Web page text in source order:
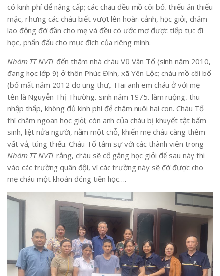
có kinh phí để nâng cấp; các cháu đều mồ côi bố, thiếu ăn thiếu
mặc, nhưng các cháu biết vượt lên hoàn cảnh, học giỏi, chăm
lao động đỡ đần cho mẹ và đều có ước mơ được tiếp tục đi
học, phấn đấu cho mục đích của riêng mình.
Nhóm TT NVTL đến thăm nhà cháu Vũ Văn Tố (sinh năm 2010,
đang học lớp 9) ở thôn Phúc Đình, xã Yên Lộc; cháu mồ côi bố
(bố mất năm 2012 do ung thư). Hai anh em cháu ở với mẹ
tên là Nguyễn Thị Thường, sinh năm 1975, làm ruộng, thu
nhập thấp, không đủ kinh phí để chăm nuôi hai con. Cháu Tố
thì chăm ngoan học giỏi; còn anh của cháu bị khuyết tật bẩm
sinh, liệt nửa người, nằm một chỗ, khiến mẹ cháu càng thêm
vất vả, túng thiếu. Cháu Tố tâm sự với các thành viên trong
Nhóm TT NVTL rằng, cháu sẽ cố gắng học giỏi để sau này thi
vào các trường quân đội, vì các trường này sẽ đỡ được cho
mẹ cháu một khoản đóng tiền học….